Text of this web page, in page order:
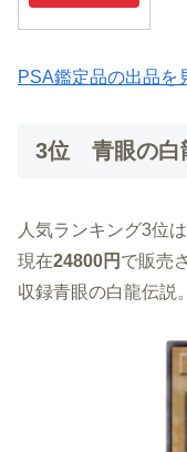
PSA鑑定品の出品を
3位 青眼の白
人気ランキング3位
現在24800円 で販売
収録青眼の白龍伝説。